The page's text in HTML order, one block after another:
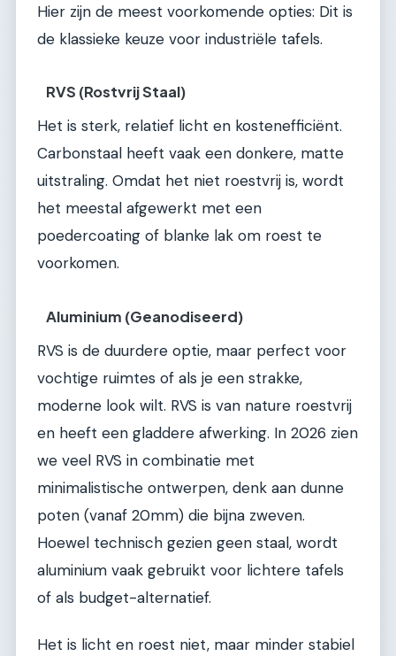
Hier zijn de meest voorkomende opties: Dit is
de klassieke keuze voor industriële tafels.
RVS (Rostvrij Staal)
Het is sterk, relatief licht en kostenefficiënt.
Carbonstaal heeft vaak een donkere, matte
uitstraling. Omdat het niet roestvrij is, wordt
het meestal afgewerkt met een
poedercoating of blanke lak om roest te
voorkomen.
Aluminium (Geanodiseerd)
RVS is de duurdere optie, maar perfect voor
vochtige ruimtes of als je een strakke,
moderne look wilt. RVS is van nature roestvrij
en heeft een gladdere afwerking. In 2026 zien
we veel RVS in combinatie met
minimalistische ontwerpen, denk aan dunne
poten (vanaf 20mm) die bijna zweven.
Hoewel technisch gezien geen staal, wordt
aluminium vaak gebruikt voor lichtere tafels
of als budget-alternatief.
Het is licht en roest niet, maar minder stabiel